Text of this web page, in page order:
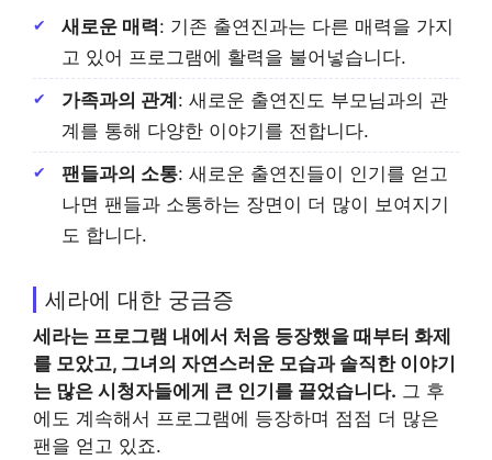
새로운 매력: 기존 출연진과는 다른 매력을 가지
고 있어 프로그램에 활력을 불어넣습니다.
가족과의 관계: 새로운 출연진도 부모님과의 관
계를 통해 다양한 이야기를 전합니다.
팬들과의 소통: 새로운 출연진들이 인기를 얻고
나면 팬들과 소통하는 장면이 더 많이 보여지기
도 합니다.
세라에 대한 궁금증
세라는 프로그램 내에서 처음 등장했을 때부터 화제
를 모았고, 그녀의 자연스러운 모습과 솔직한 이야기
는 많은 시청자들에게 큰 인기를 끌었습니다. 그 후
에도 계속해서 프로그램에 등장하며 점점 더 많은
팬을 얻고 있죠.